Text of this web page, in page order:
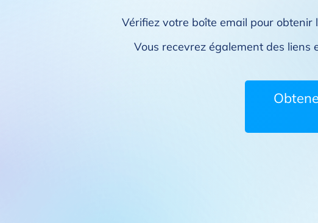
Vérifiez votre boîte email pour
Vous recevrez également des